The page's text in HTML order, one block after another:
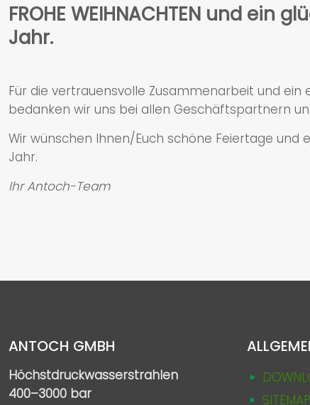
FROHE WEIHNACHTEN und ein
Jahr.
Für die vertrauensvolle Zusammenarbeit und ein
bedanken wir uns bei allen Geschäftspartnern
Wir wünschen Ihnen/Euch schöne Feiertage und
Jahr.
Ihr Antoch-Team
ANTOCH GMBH
Höchstdruckwasserstrahlen
400–3000 bar
SITEMAP